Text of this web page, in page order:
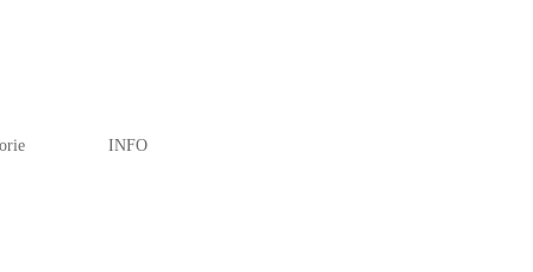
INFO